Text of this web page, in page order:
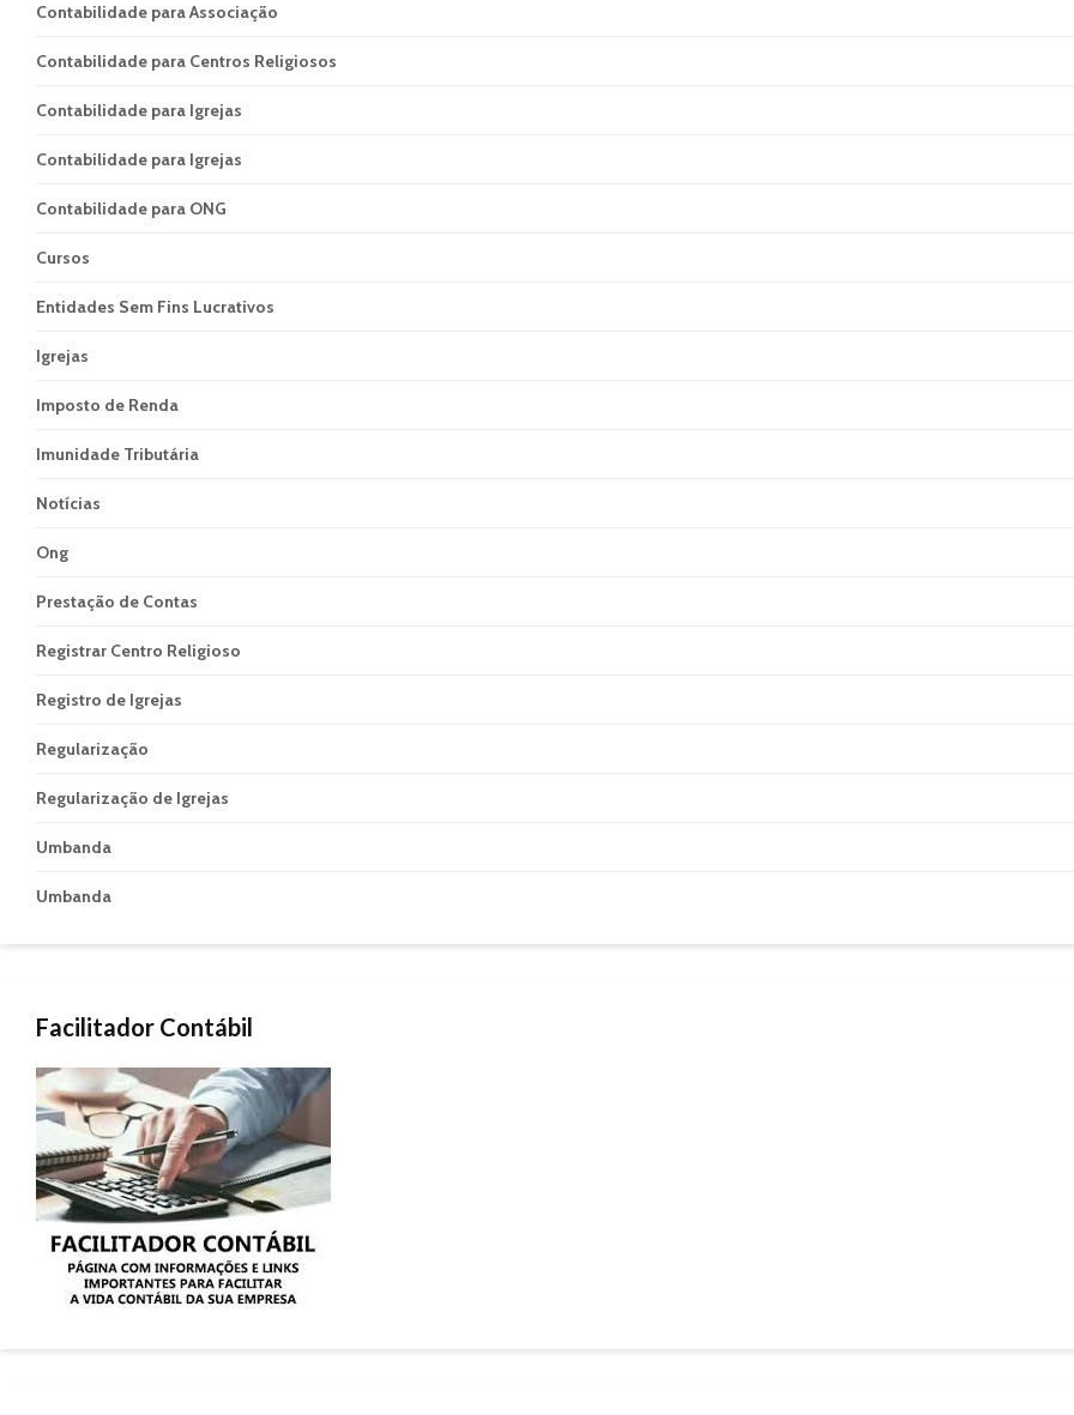
Contabilidade para Associação
Contabilidade para Centros Religiosos
Contabilidade para Igrejas
Contabilidade para Igrejas
Contabilidade para ONG
Cursos
Entidades Sem Fins Lucrativos
Igrejas
Imposto de Renda
Imunidade Tributária
Notícias
Ong
Prestação de Contas
Registrar Centro Religioso
Registro de Igrejas
Regularização
Regularização de Igrejas
Umbanda
Umbanda
Facilitador Contábil